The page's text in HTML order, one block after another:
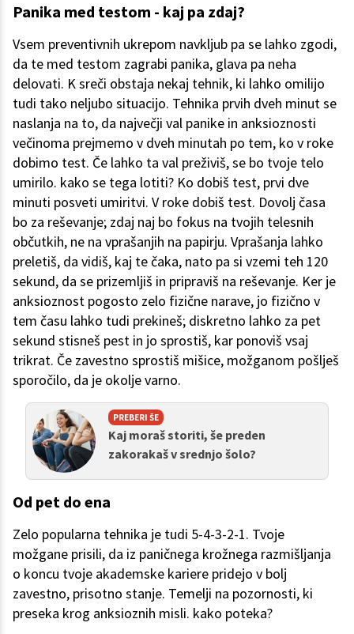
Panika med testom - kaj pa zdaj?
Vsem preventivnih ukrepom navkljub pa se lahko zgodi,
da te med testom zagrabi panika, glava pa neha
delovati. K sreči obstaja nekaj tehnik, ki lahko omilijo
tudi tako neljubo situacijo. Tehnika prvih dveh minut se
naslanja na to, da največji val panike in anksioznosti
večinoma prejmemo v dveh minutah po tem, ko v roke
dobimo test. Če lahko ta val preživiš, se bo tvoje telo
umirilo. kako se tega lotiti? Ko dobiš test, prvi dve
minuti posveti umiritvi. V roke dobiš test. Dovolj časa
bo za reševanje; zdaj naj bo fokus na tvojih telesnih
občutkih, ne na vprašanjih na papirju. Vprašanja lahko
preletiš, da vidiš, kaj te čaka, nato pa si vzemi teh 120
sekund, da se prizemljiš in pripraviš na reševanje. Ker je
anksioznost pogosto zelo fizične narave, jo fizično v
tem času lahko tudi prekineš; diskretno lahko za pet
sekund stisneš pest in jo sprostiš, kar ponoviš vsaj
trikrat. Če zavestno sprostiš mišice, možganom pošlješ
sporočilo, da je okolje varno.
PREBERI ŠE
Kaj moraš storiti, še preden
zakorakaš v srednjo šolo?
Od pet do ena
Zelo popularna tehnika je tudi 5-4-3-2-1. Tvoje
možgane prisili, da iz paničnega krožnega razmišljanja
o koncu tvoje akademske kariere pridejo v bolj
zavestno, prisotno stanje. Temelji na pozornosti, ki
preseka krog anksioznih misli. kako poteka?